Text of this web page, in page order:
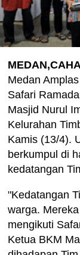
Medan
Safari
Masjid Nurul
Kelurahan
Kamis (13/4).
berkumpul di
kedatangan
"Kedatangan
warga.
mengikuti
Ketua BKM